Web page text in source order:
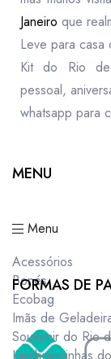
Janeiro que
Leve para
Kit do Rio de
pessoal,
whatsapp para
MENU
Menu
Acessórios
Bonés
Ecobag
Imãs de
Souvenir do Rio
Lembrancinhas
FORMAS DE